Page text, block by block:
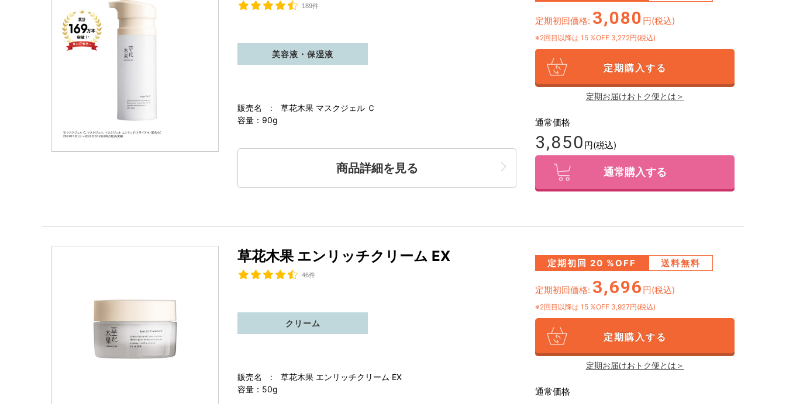
189件
販売名 : 草花木果 マスクジェル Ｃ
容量：90g
美容液・保湿液
商品詳細を見る
定期初回価格: 3,080 円(税込)
※2回目以降は 15 %OFF 3,272円(税込)
定期購入する
定期お届けおトク便とは＞
通常価格
3,850 円(税込)
通常購入する
草花木果 エンリッチクリーム EX
46件
販売名 : 草花木果 エンリッチクリーム EX
容量：50g
クリーム
定期初回 20 %OFF 送料無料
定期初回価格: 3,696 円(税込)
※2回目以降は 15 %OFF 3,927円(税込)
定期購入する
定期お届けおトク便とは＞
通常価格